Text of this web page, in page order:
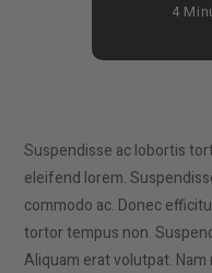
4
Suspendisse ac lobortis
eleifend lorem.
commodo ac. Donec
tortor tempus non.
Aliquam erat volutpat.